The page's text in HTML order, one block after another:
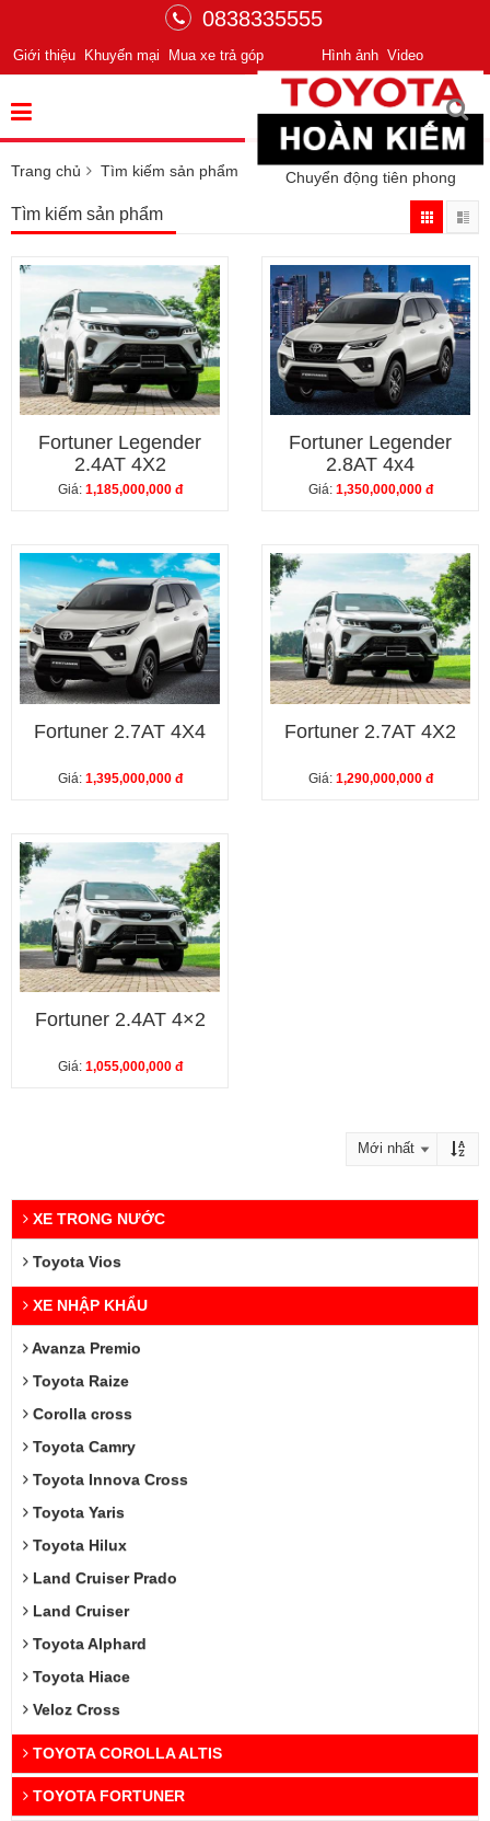
0838335555
Hình ảnh Video
Giới thiệu Khuyến mại Mua xe trả góp
Chuyển động tiên phong
Trang chủ Tìm kiếm sản phẩm
Tìm kiếm sản phẩm
Fortuner Legender
2.4AT 4X2
Giá: 1,185,000,000 đ
Fortuner Legender
2.8AT 4x4
Giá: 1,350,000,000 đ
Fortuner 2.7AT 4X4
Giá: 1,395,000,000 đ
Fortuner 2.7AT 4X2
Giá: 1,290,000,000 đ
Fortuner 2.4AT 4×2
Giá: 1,055,000,000 đ
XE TRONG NƯỚC
Toyota Vios
XE NHẬP KHẨU
Avanza Premio
Toyota Raize
Corolla cross
Toyota Camry
Toyota Innova Cross
Toyota Yaris
Toyota Hilux
Land Cruiser Prado
Land Cruiser
Toyota Alphard
Toyota Hiace
Veloz Cross
TOYOTA COROLLA ALTIS
TOYOTA FORTUNER